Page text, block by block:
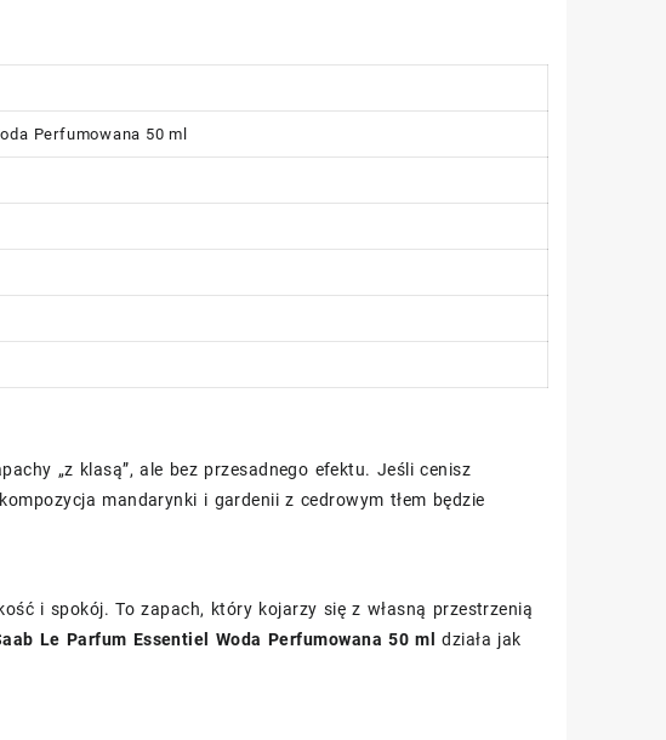
Perfumowana 50 ml
„z klasą”, ale bez przesadnego efektu. Jeśli cenisz
mandarynki i gardenii z cedrowym tłem będzie
i spokój. To zapach, który kojarzy się z własną przestrzenią
Le Parfum Essentiel Woda Perfumowana 50 ml działa jak